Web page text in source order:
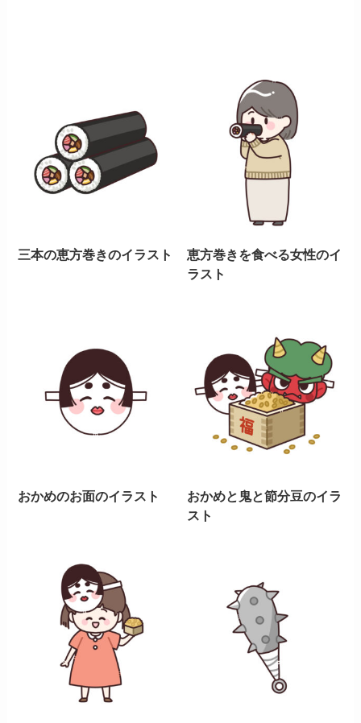
三本の恵方巻きのイラスト
恵方巻きを食べる女性のイ
ラスト
おかめのお面のイラスト
おかめと鬼と節分豆のイラ
スト